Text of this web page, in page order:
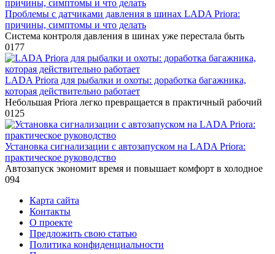
Проблемы с датчиками давления в шинах LADA Priora:
причины, симптомы и что делать
Система контроля давления в шинах уже перестала быть
0177
LADA Priora для рыбалки и охоты: доработка багажника,
которая действительно работает
Небольшая Priora легко превращается в практичный рабочий
0125
Установка сигнализации с автозапуском на LADA Priora:
практическое руководство
Автозапуск экономит время и повышает комфорт в холодное
094
Карта сайта
Контакты
О проекте
Предложить свою статью
Политика конфиденциальности